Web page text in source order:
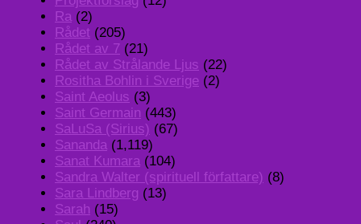
Ra (2)
Rådet (205)
Rådet av 7 (21)
Rådet av Strålande Ljus (22)
Rositha Bohlin i Sverige (2)
Saint Aeolus (3)
Saint Germain (443)
SaLuSa (Sirius) (67)
Sananda (1,119)
Sanat Kumara (104)
Sandra Walter (spirituell författare) (8)
Sara Lindberg (13)
Sarah (15)